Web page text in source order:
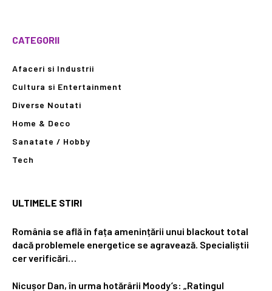
CATEGORII
Afaceri si Industrii
Cultura si Entertainment
Diverse Noutati
Home & Deco
Sanatate / Hobby
Tech
ULTIMELE STIRI
România se află în fața amenințării unui blackout total
dacă problemele energetice se agravează. Specialiștii
cer verificări…
Nicușor Dan, în urma hotărârii Moody’s: „Ratingul